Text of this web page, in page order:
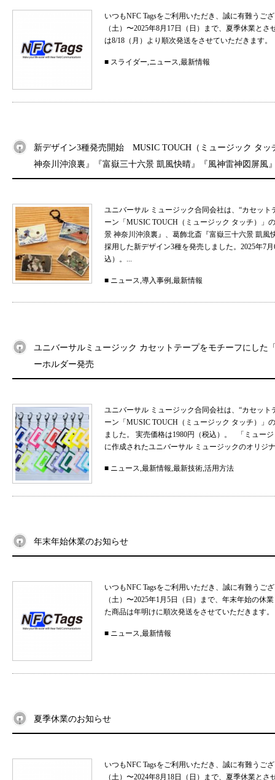
いつもNFC Tagsをご利用いただき、誠に有難う
（土）〜2025年8月17日（日）まで、夏季休業と
は8/18（月）より順次発送をさせていただきま
■ スライダー,ニュース,最新情報
新デザイン3種発売開始 MUSIC TOUCH（ミュージック タッ
神奈川沖浪裏』『富嶽三十六景 凱風快晴』『風神雷神図屏風
ユニバーサル ミュージック合同会社は、“カセッ
ーン「MUSIC TOUCH（ミュージック タッチ）」
景 神奈川沖浪裏』、葛飾北斎『富嶽三十六景 凱
採用した新デザイン3種を発売しました。2025年7
込）。...
■ ニュース,導入事例,最新情報
ユニバーサルミュージック カセットテープをモチーフにした
ーホルダー発売
ユニバーサル ミュージック合同会社は、“カセッ
ーン「MUSIC TOUCH（ミュージック タッチ）」
ました。 実売価格は1980円（税込）。 「ミュー
に作成されたユニバーサル ミュージックのオリジ
■ ニュース,最新情報,最新技術,活用方法
年末年始休業のお知らせ
いつもNFC Tagsをご利用いただき、誠に有難う
（土）〜2025年1月5日（日）まで、年末年始の
た商品は年明けに順次発送をさせていただきま
■ ニュース,最新情報
夏季休業のお知らせ
いつもNFC Tagsをご利用いただき、誠に有難う
（土）〜2024年8月18日（日）まで、夏季休業と